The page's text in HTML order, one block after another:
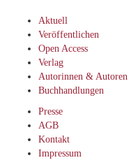
Aktuell
Veröffentlichen
Open Access
Verlag
Autorinnen & Autoren
Buchhandlungen
Presse
AGB
Kontakt
Impressum